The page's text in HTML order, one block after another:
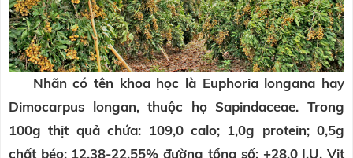
Nhãn có tên khoa học là Euphoria longana hay
Dimocarpus longan, thuộc họ Sapindaceae. Trong
100g thịt quả chứa: 109,0 calo; 1,0g protein; 0,5g
chất béo; 12,38-22,55% đường tổng số; +28,0 I.U. Vit